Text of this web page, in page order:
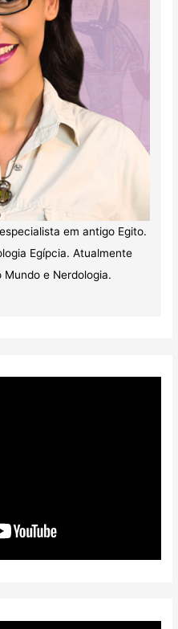
em antigo Egito.
Egípcia. Atualmente
e Nerdologia.